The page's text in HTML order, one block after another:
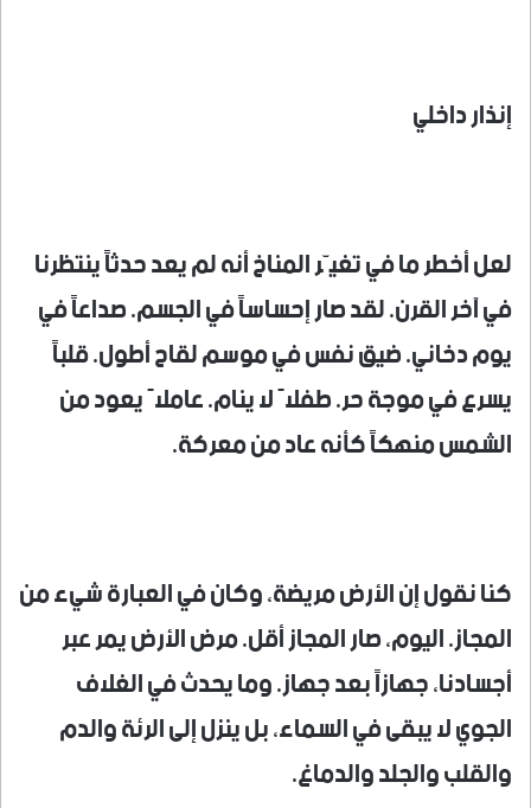
إنذار داخلي
لعل أخطر ما في تغيّر المناخ أنه لم يعد حدثاً ينتظرنا
في آخر القرن. لقد صار إحساساً في الجسم. صداعاً في
يوم دخاني. ضيق نفس في موسم لقاح أطول. قلباً
يسرع في موجة حر. طفلاً لا ينام. عاملاً يعود من
الشمس منهكاً كأنه عاد من معركة.
كنا نقول إن الأرض مريضة، وكان في العبارة شيء من
المجاز. اليوم، صار المجاز أقل. مرض الأرض يمر عبر
أجسادنا، جهازاً بعد جهاز. وما يحدث في الغلاف
الجوي لا يبقى في السماء، بل ينزل إلى الرئة والدم
والقلب والجلد والدماغ.